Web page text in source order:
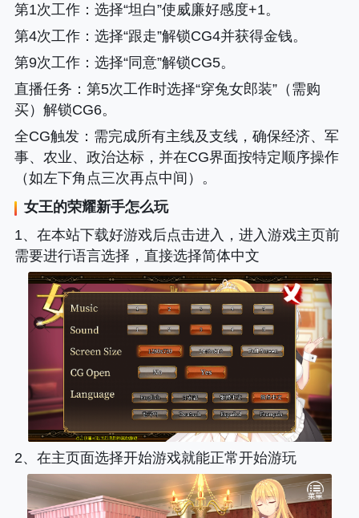
第1次工作：选择“坦白”使威廉好感度+1。
第4次工作：选择“跟走”解锁CG4并获得金钱。
第9次工作：选择“同意”解锁CG5。
直播任务 ：第5次工作时选择“穿兔女郎装”（需购
买）解锁CG6。
全CG触发：需完成所有主线及支线，确保经济、军
事、农业、政治达标，并在CG界面按特定顺序操作
（如左下角点三次再点中间）。
女王的荣耀新手怎么玩
1、在本站下载好游戏后点击进入，进入游戏主页前
需要进行语言选择，直接选择简体中文
2、在主页面选择开始游戏就能正常开始游玩